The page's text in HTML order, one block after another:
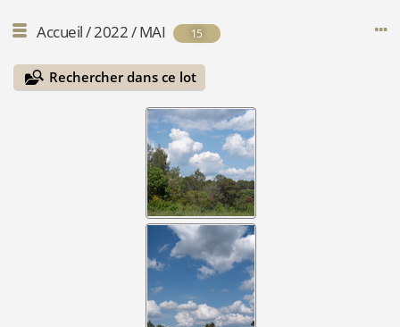
Accueil/2022/MAI 15
Rechercher dans ce lot